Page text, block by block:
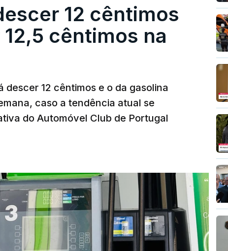
12 cêntimos
cêntimos na
12 cêntimos e o da gasolina
caso a tendência atual se
do Automóvel Club de Portugal